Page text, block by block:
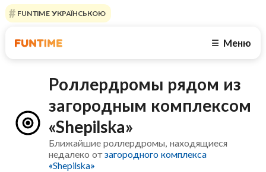
FUNTIME УКРАЇНСЬКОЮ
☰ Меню
Роллердромы рядом из
загородным комплексом
«Shepilska»
Ближайшие роллердромы, находящиеся
недалеко отзагородного комплекса
«Shepilska»